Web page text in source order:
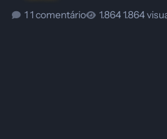
1 comentário
1.864